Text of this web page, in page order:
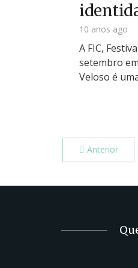
10 anos ago
A FIC,
setembro
Veloso é
Anterior